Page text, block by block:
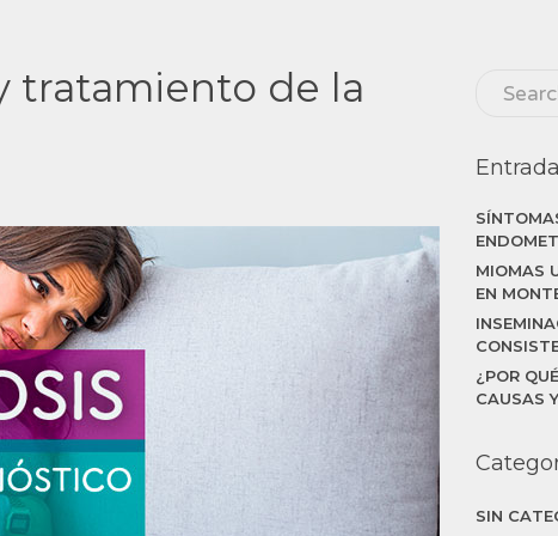
tratamiento de la
MIOMAS
EN
¿POR
CAUSAS
SIN